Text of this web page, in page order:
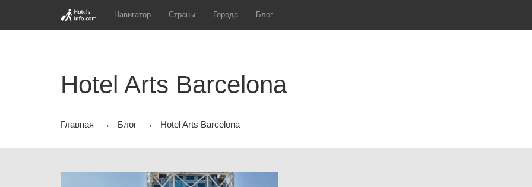
Навигатор Страны Города Блог
Hotel Arts Barcelona
Главная Блог Hotel Arts Barcelona